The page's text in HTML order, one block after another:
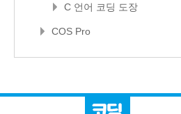
C 언어 코딩 도장
COS Pro